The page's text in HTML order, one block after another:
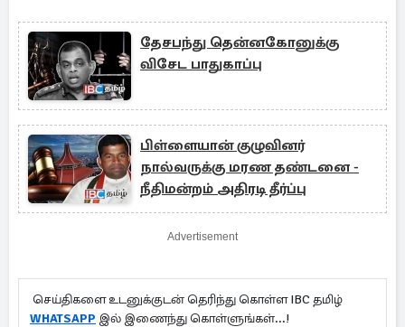
தேசபந்து தென்னகோனுக்கு
விசேட பாதுகாப்பு
பிள்ளையான் குழுவினர்
நால்வருக்கு மரண தண்டனை -
நீதிமன்றம் அதிரடி தீர்ப்பு
Advertisement
செய்திகளை உடனுக்குடன் தெரிந்து கொள்ள IBC தமிழ்
WHATSAPP இல் இணைந்து கொள்ளுங்கள்...!